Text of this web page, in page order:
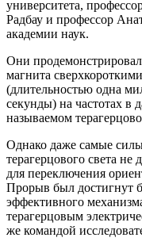
университета,
Радбау и профессор
академии наук.
Они
магнита
(длительностью одна
секунды) на частотах в
называемом
Однако даже самые
терагерцового света не
для переключения
Прорыв был достигнут
эффективного
терагерцовым
же командой